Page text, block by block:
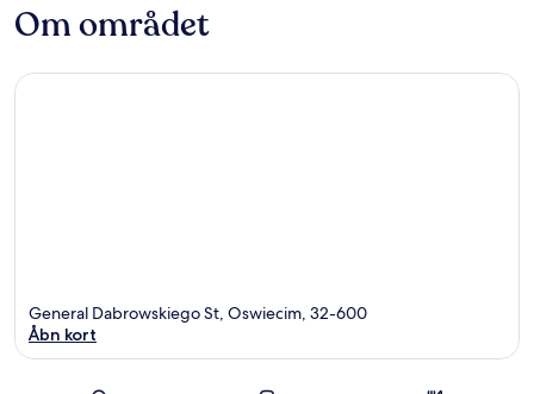
Om området
General Dabrowskiego St, Oswiecim, 32-600
Åbn kort